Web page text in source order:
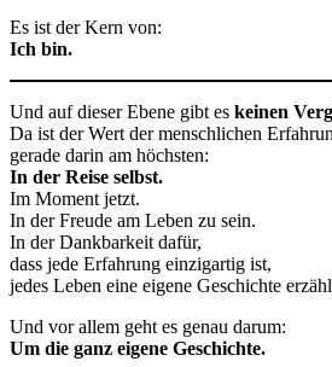
Es ist der Kern von:
Ich bin.
Und auf dieser Ebene gibt es keinen
Da ist der Wert der menschlichen
gerade darin am höchsten:
In der Reise selbst.
Im Moment jetzt.
In der Freude am Leben zu sein.
In der Dankbarkeit dafür,
dass jede Erfahrung einzigartig ist,
jedes Leben eine eigene Geschichte
Und vor allem geht es genau darum:
Um die ganz eigene Geschichte.